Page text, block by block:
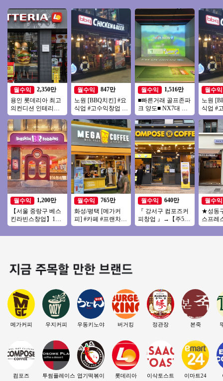
월수익
2,350만
용인 롯데리아 최고
의컨디션 인테리어
최상 ◆ 특급 롯데리
아 양도양수 진행합
니다
월수익
1,200만
【서울 중랑구 베스
킨라빈스창업】1번
출구 30m앞 위치 / 역
세권 / 고수익창업
월수익
847만
노원 [BBQ치킨] #요
식업 #고수익창업 #
소자본창업 #초보창
업 #치킨창업
월수익
765만
화성/평택 [메가커
피] #카페 #프랜차이
즈창업 #소자본창업
#메가커피 #커피창
월수익
1,516만
■빠른거래 골프존파
크 양도■ NX7대 듀
얼플레이트 주차O #
골프존 #스크린골프
월수익
640만
『 강서구 컴포즈커
피창업 』→【주5일
운영】♥ 운영시간짧
음 ♥ 배달없음 ♥ 초
월수익
노원
식업 #
소자본
업 #치
월수익
★성동
스프레
수기＊
차이 없
메가커피
컴포즈
우지커피
투썸플레이스
우동키노야
엽기떡볶이
버거킹
롯데리아
정관장
이삭토스트
본죽
이마트24